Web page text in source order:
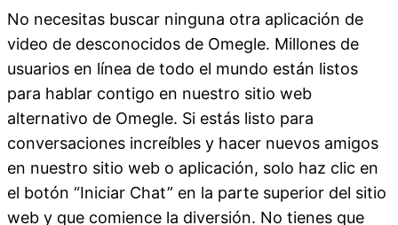
No necesitas buscar ninguna otra aplicación de
video de desconocidos de Omegle. Millones de
usuarios en línea de todo el mundo están listos
para hablar contigo en nuestro sitio web
alternativo de Omegle. Si estás listo para
conversaciones increíbles y hacer nuevos amigos
en nuestro sitio web o aplicación, solo haz clic en
el botón “Iniciar Chat” en la parte superior del sitio
web y que comience la diversión. No tienes que